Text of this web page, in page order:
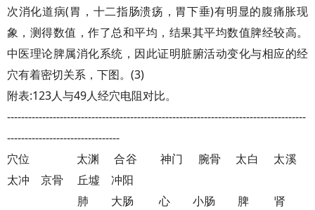
次消化道病(胃，十二指肠溃疡，胃下垂)有明显的腹痛胀现
象，测得数值，作了总和平均，结果其平均数值脾经较高。
中医理论脾属消化系统，因此证明脏腑活动变化与相应的经
穴有着密切关系，下图。(3)
附表:123人与49人经穴电阻对比。
-------------------------------------------------------------------------------------
--------------------------------
穴位 太渊 合谷 神门 腕骨 太白 太溪
太冲 京骨 丘墟 冲阳
肺 大肠 心 小肠 脾 肾